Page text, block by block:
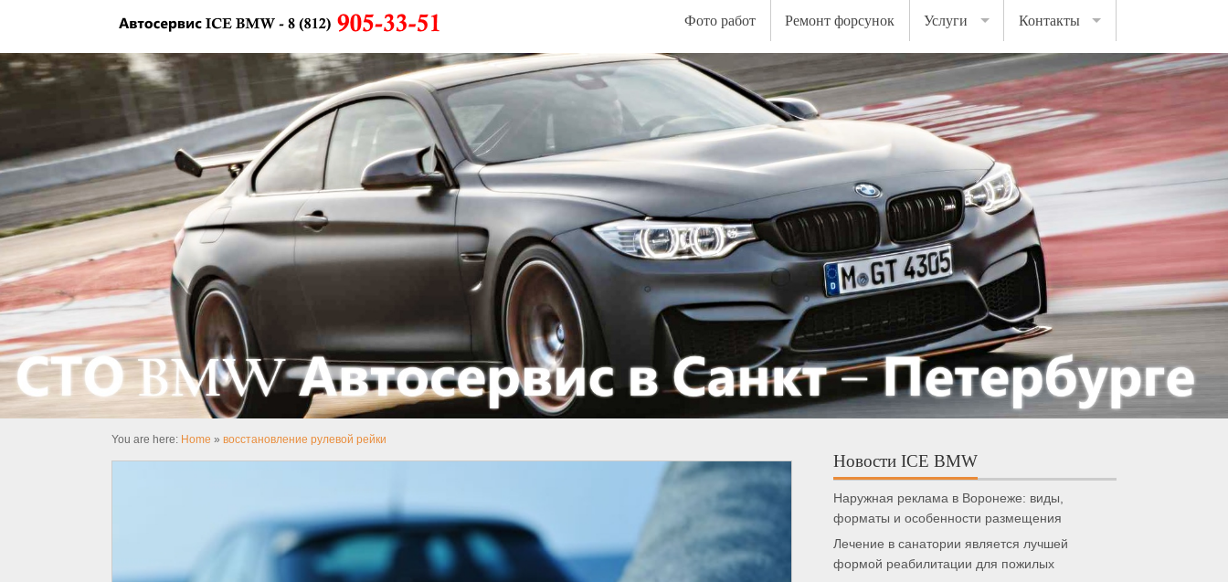
Фото работ Ремонт форсунок Услуги Контакты
You are here: Home » восстановление рулевой рейки
Новости ICE BMW
Наружная реклама в Воронеже: виды,
форматы и особенности размещения
Лечение в санатории является лучшей
формой реабилитации для пожилых